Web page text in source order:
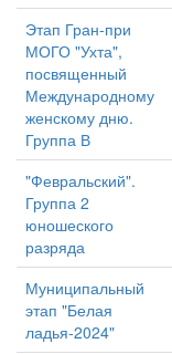
Этап Гран-при
МОГО "Ухта",
посвященный
Международному
женскому дню.
Группа В
"Февральский".
Группа 2
юношеского
разряда
Муниципальный
этап "Белая
ладья-2024"